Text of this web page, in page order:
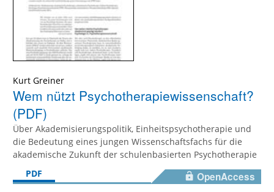
Kurt Greiner
Wem nützt Psychotherapiewissenschaft?
(PDF)
Über Akademisierungspolitik, Einheitspsychotherapie und
die Bedeutung eines jungen Wissenschaftsfachs für die
akademische Zukunft der schulenbasierten Psychotherapie
PDF
OpenAccess